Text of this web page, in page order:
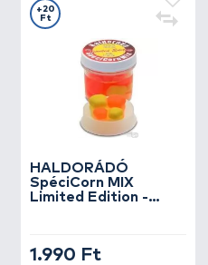
HALDORÁDÓ
SpéciCorn MIX
Limited Edition -
+20
Ft
1.990 Ft